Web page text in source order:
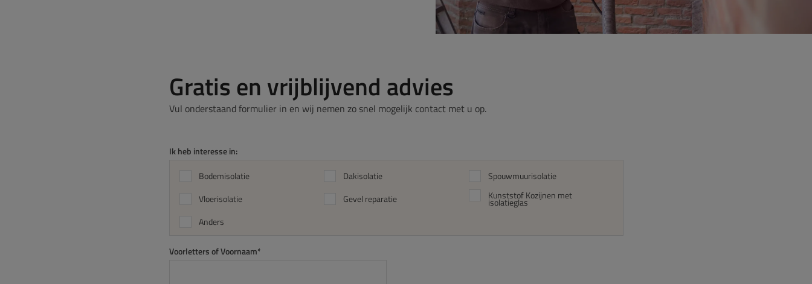
Gratis en vrijblijvend advies
Vul onderstaand formulier in en wij nemen zo snel mogelijk contact met u op.
Ik heb interesse in:
Bodemisolatie
Dakisolatie
Spouwmuurisolatie
Vloerisolatie
Gevel reparatie Kunststof Kozijnen met
isolatieglas
Anders
Voorletters of Voornaam*